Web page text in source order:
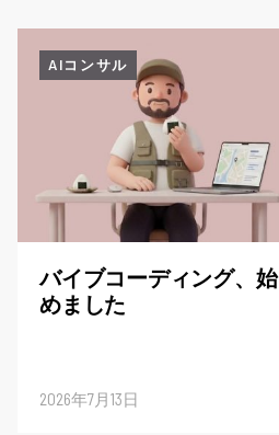
AIコンサル
バイブコーディング、始
めました
2026年7月13日